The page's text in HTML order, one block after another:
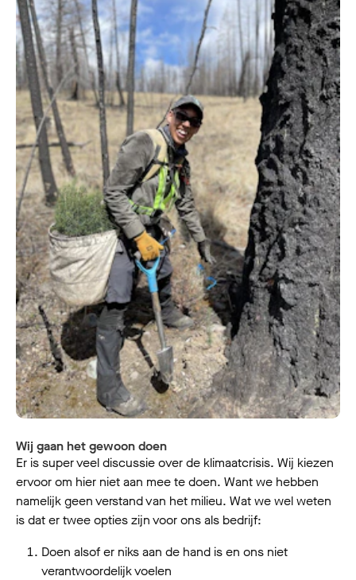
Wij gaan het gewoon doen
Er is super veel discussie over de klimaatcrisis. Wij kiezen
ervoor om hier niet aan mee te doen. Want we hebben
namelijk geen verstand van het milieu. Wat we wel weten
is dat er twee opties zijn voor ons als bedrijf:
Doen alsof er niks aan de hand is en ons niet
verantwoordelijk voelen